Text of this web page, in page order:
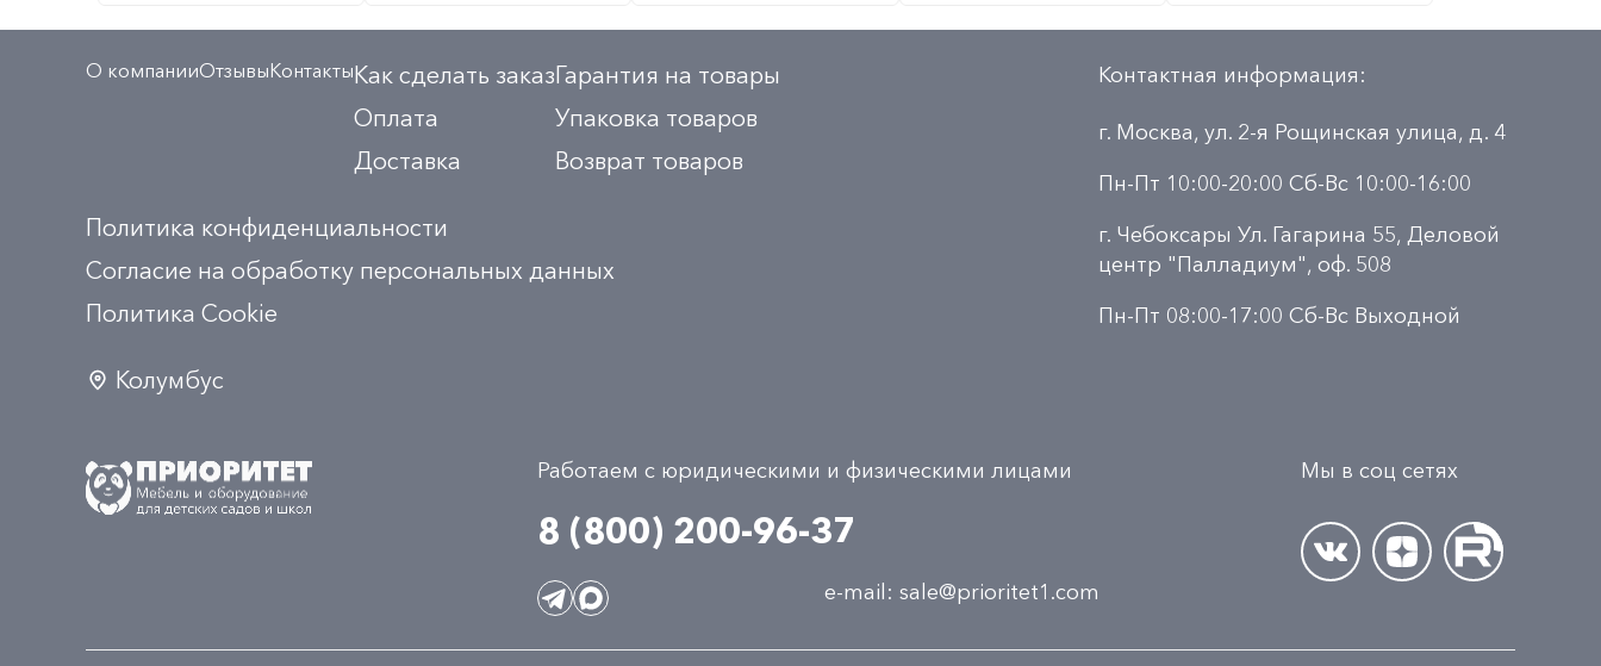
О компанииОтзывыКонтактыКак сделать заказ
Оплата
Доставка
Гарантия на товары
Упаковка товаров
Возврат товаров
Политика конфиденциальности
Согласие на обработку персональных данных
Политика Сookie
Колумбус
Контактная информация:
г. Москва, ул. 2-я Рощинская улица, д. 4
Пн-Пт 10:00-20:00 Сб-Вс 10:00-16:00
г. Чебоксары Ул. Гагарина 55, Деловой
центр "Палладиум", оф. 508
Пн-Пт 08:00-17:00 Сб-Вс Выходной
Работаем с юридическими и физическими лицами
8 (800) 200-96-37
e-mail: sale@prioritet1.com
Мы в соц сетях